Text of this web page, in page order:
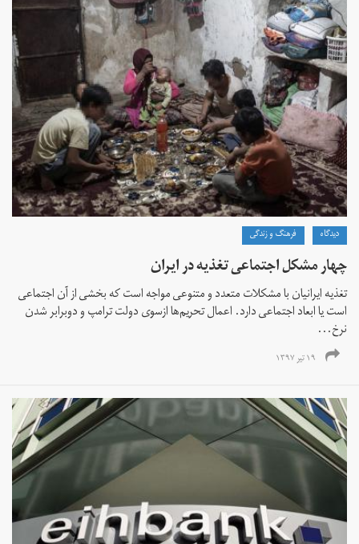
دیدگاه فرهنگ و زندگی
چهار مشکل اجتماعی تغذیه در ایران
تغذیه‌ ایرانیان با مشکلات متعدد و متنوعی مواجه است که بخشی از آن اجتماعی
است یا ابعاد اجتماعی دارد. اعمال تحریم‌ها ازسوی دولت ترامپ و دوبرابر شدن
نرخ...
۱۹ تیر ۱۳۹۷